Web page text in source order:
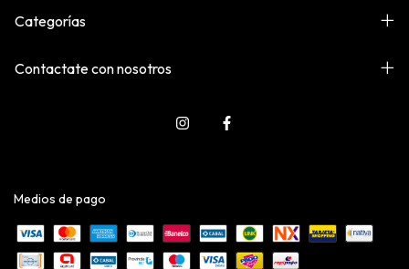
Categorías
Contactate con nosotros
Medios de pago